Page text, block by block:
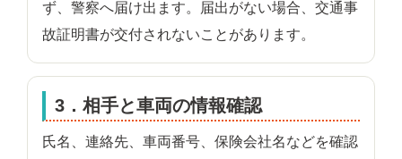
ず、警察へ届け出ます。届出がない場合、交通事
故証明書が交付されないことがあります。
3．相手と車両の情報確認
氏名、連絡先、車両番号、保険会社名などを確認